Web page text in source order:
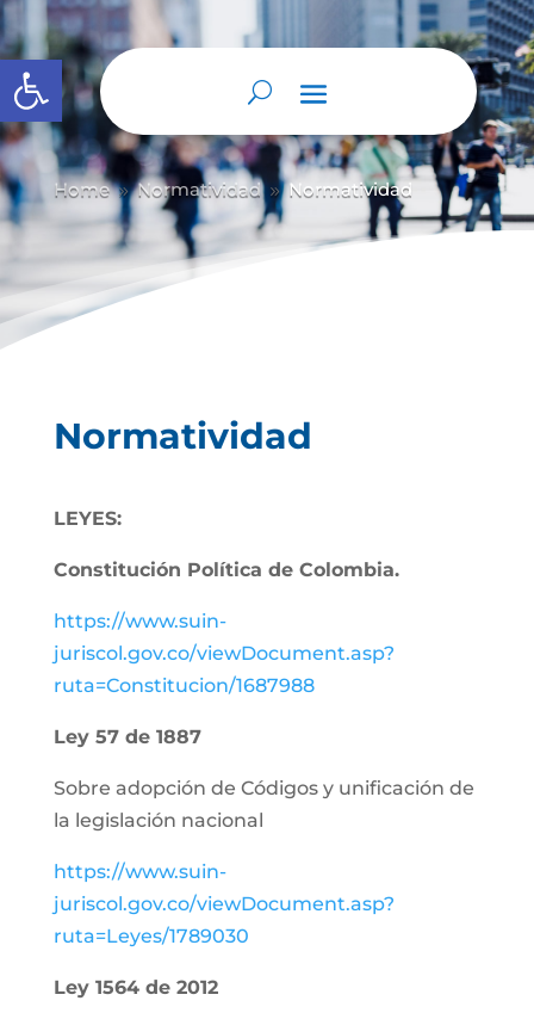
Abrir barra de herramientas
Home 9 Normatividad 9 Normatividad
Normatividad
LEYES:
Constitución Política de Colombia.
https://www.suin-
juriscol.gov.co/viewDocument.asp?
ruta=Constitucion/1687988
Ley 57 de 1887
Sobre adopción de Códigos y unificación de
la legislación nacional
https://www.suin-
juriscol.gov.co/viewDocument.asp?
ruta=Leyes/1789030
Ley 1564 de 2012